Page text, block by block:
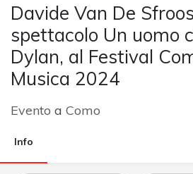
Davide Van De
spettacolo Un uomo
Dylan, al Festival
Musica 2024
Evento a Como
Info